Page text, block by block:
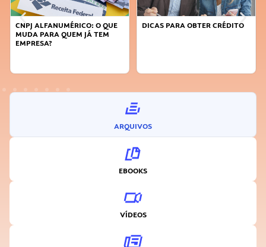
DICAS PARA OBTER CRÉDITO
FAÇA A DIFERENÇA: SEJA
ARQUIVOS
EBOOKS
VÍDEOS